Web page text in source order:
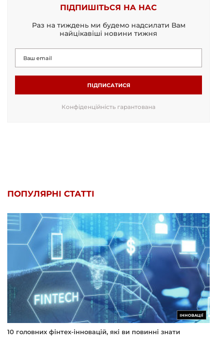
ПІДПИШІТЬСЯ НА НАС
Раз на тиждень ми будемо надсилати Вам
найцікавіші новини тижня
ПІДПИСАТИСЯ
Конфіденційність гарантована
ПОПУЛЯРНІ СТАТТІ
ІННОВАЦІЇ
10 головних фінтех-інновацій, які ви повинні знати